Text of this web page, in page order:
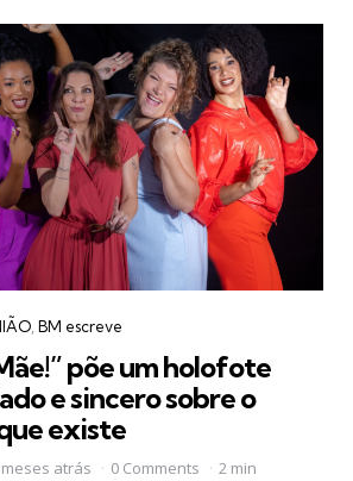
BM escreve
põe um holofote
e sincero sobre o
existe
meses atrás 0 Comments 2 min